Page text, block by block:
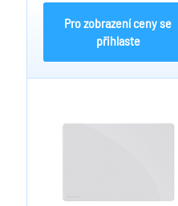
Pro zobrazení ceny se
přihlaste